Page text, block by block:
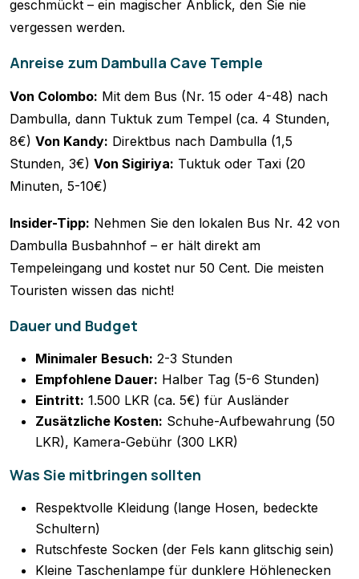
geschmückt – ein magischer Anblick, den Sie nie
vergessen werden.
Anreise zum Dambulla Cave Temple
Von Colombo: Mit dem Bus (Nr. 15 oder 4-48) nach
Dambulla, dann Tuktuk zum Tempel (ca. 4 Stunden,
8€) Von Kandy: Direktbus nach Dambulla (1,5
Stunden, 3€) Von Sigiriya: Tuktuk oder Taxi (20
Minuten, 5-10€)
Insider-Tipp: Nehmen Sie den lokalen Bus Nr. 42 von
Dambulla Busbahnhof – er hält direkt am
Tempeleingang und kostet nur 50 Cent. Die meisten
Touristen wissen das nicht!
Dauer und Budget
Minimaler Besuch: 2-3 Stunden
Empfohlene Dauer: Halber Tag (5-6 Stunden)
Eintritt: 1.500 LKR (ca. 5€) für Ausländer
Zusätzliche Kosten: Schuhe-Aufbewahrung (50
LKR), Kamera-Gebühr (300 LKR)
Was Sie mitbringen sollten
Respektvolle Kleidung (lange Hosen, bedeckte
Schultern)
Rutschfeste Socken (der Fels kann glitschig sein)
Kleine Taschenlampe für dunklere Höhlenecken